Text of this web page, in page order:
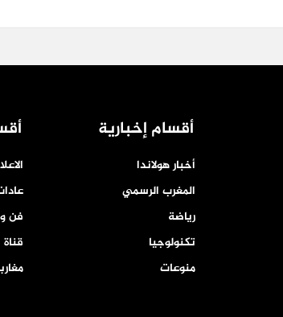
أقسام إخبارية
أخبار هولاندا
المغرب الرسمي
رياضة
تكنولوجيا
منوعات
فن